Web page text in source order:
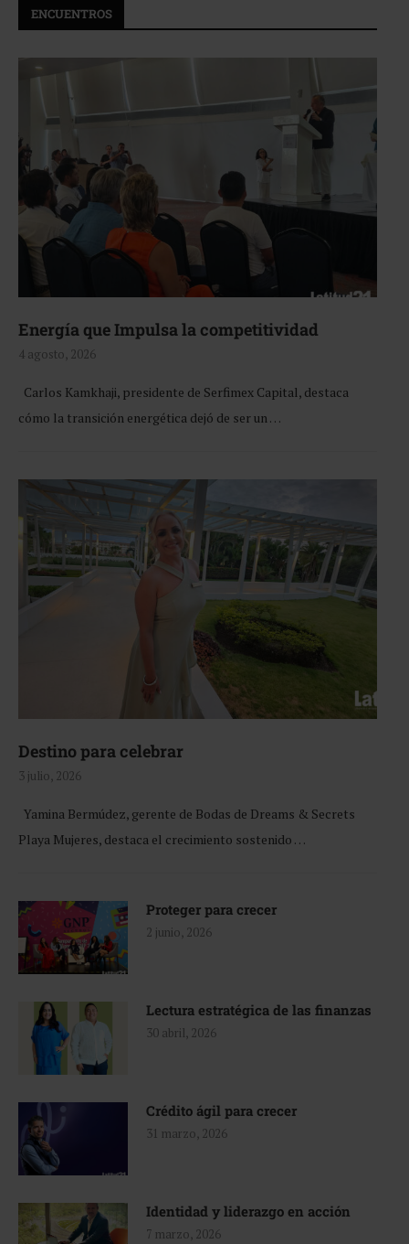
ENCUENTROS
Energía que Impulsa la competitividad
4 agosto, 2026
Carlos Kamkhaji, presidente de Serfimex Capital, destaca
cómo la transición energética dejó de ser un …
Destino para celebrar
3 julio, 2026
Yamina Bermúdez, gerente de Bodas de Dreams & Secrets
Playa Mujeres, destaca el crecimiento sostenido …
Proteger para crecer
2 junio, 2026
Lectura estratégica de las finanzas
30 abril, 2026
Crédito ágil para crecer
31 marzo, 2026
Identidad y liderazgo en acción
7 marzo, 2026